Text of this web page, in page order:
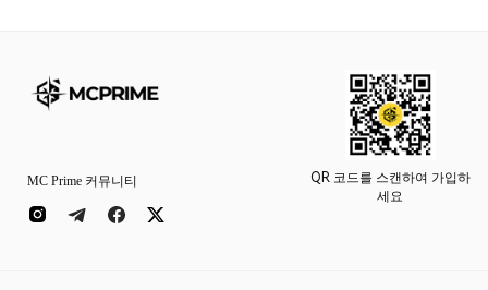
MC Prime 커뮤니티
QR 코드를 스캔하여 가입하
세요